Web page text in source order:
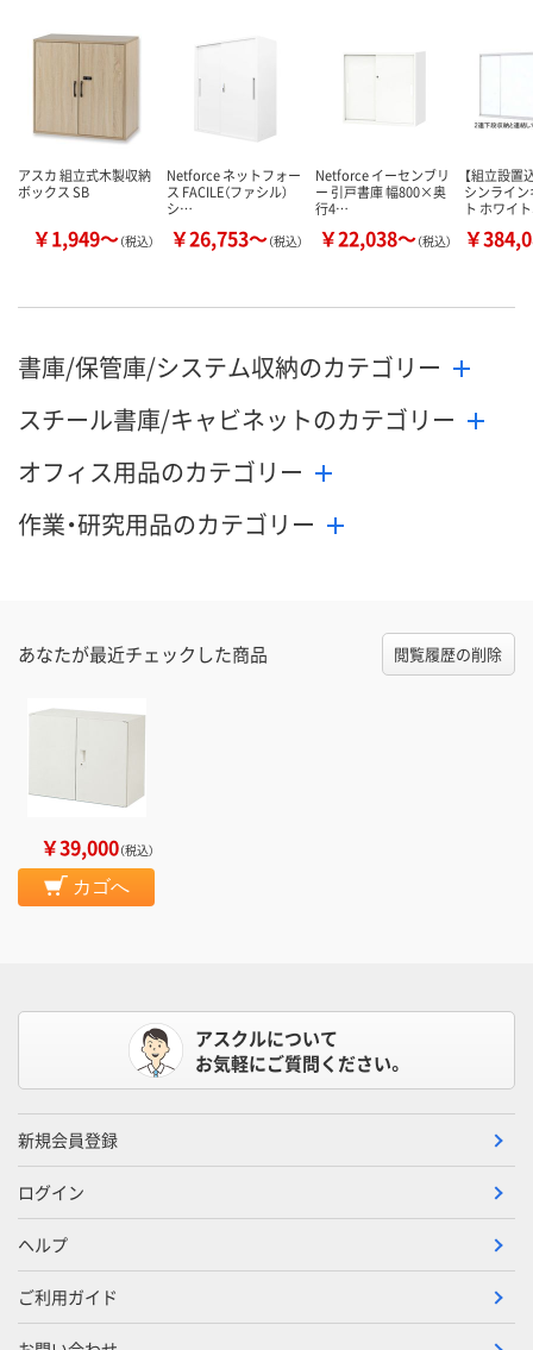
アスカ 組立式木製収納
ボックス SB
￥1,949～（税込）
Netforce ネットフォー
ス FACILE（ファシル）
シ…
￥26,753～（税込）
Netforce イーセンブリ
ー 引戸書庫 幅800×奥
行4…
￥22,038～（税込）
【組立設置
シンライ
ト ホワイ
￥
書庫/保管庫/システム収納のカテゴリー
スチール書庫/キャビネットのカテゴリー
オフィス用品のカテゴリー
作業・研究用品のカテゴリー
あなたが最近チェックした商品 閲覧履歴の削除
￥39,000（税込）
カゴへ
アスクルについて
お気軽にご質問ください。
新規会員登録
ログイン
ヘルプ
ご利用ガイド